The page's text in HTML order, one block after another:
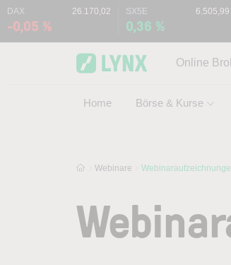
Skip to main content
Skip to search
DAX 26.170,02
-0,05 %
SX5E 6.505,99
0,36 %
Online
Home Börse & Kurse
Webinare